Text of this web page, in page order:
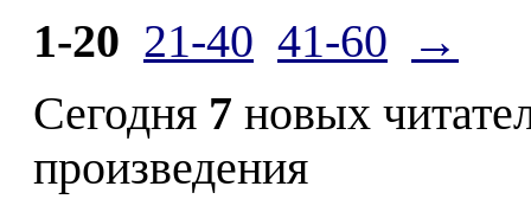
1-20 21-40 41-60
→
Сегодня 7 новых
произведения